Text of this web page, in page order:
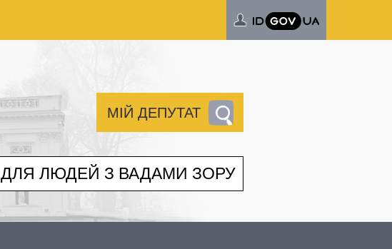
МІЙ ДЕПУТАТ
ДЛЯ ЛЮДЕЙ З ВАДАМИ ЗОРУ